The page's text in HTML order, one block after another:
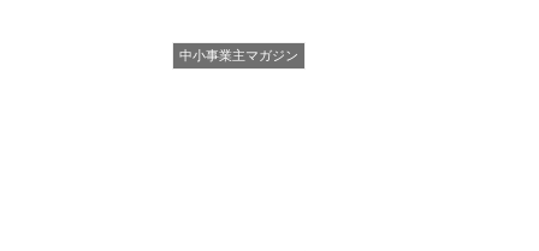
中小事業主マガジン